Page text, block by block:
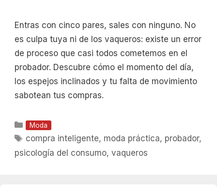
Entras con cinco pares, sales con ninguno. No
es culpa tuya ni de los vaqueros: existe un error
de proceso que casi todos cometemos en el
probador. Descubre cómo el momento del día,
los espejos inclinados y tu falta de movimiento
sabotean tus compras.
Categorías
Moda
Etiquetas
compra inteligente, moda práctica, probador,
psicología del consumo, vaqueros